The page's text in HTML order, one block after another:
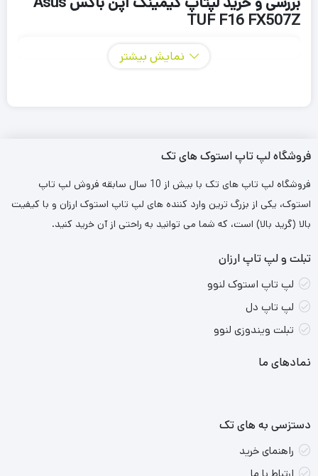
TUF F16 FX507Z
نمایش بیشتر
فروشگاه لپ تاپ استوک های تک
فروشگاه لپ تاپ های تک با بیش از 10 سال سابقه فروش لپ تاپ
استوک، یکی از بزرگ ترین وارد کننده های لپ تاپ استوک ارزان و با کیفیت
بالا (گرید بالا) است، که شما می توانید به راحتی از آن خرید کنید.
تبلت و لپ تاپ ارزان
لپ تاپ استوک لنوو
لپ تاپ دل
تبلت ویندوزی لنوو
نمادهای ما
دستزسی به های تک
راهنمای خرید